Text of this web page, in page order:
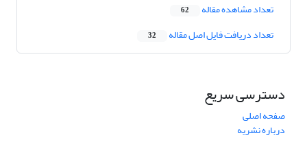
تعداد مشاهده مقاله 62
تعداد دریافت فایل اصل مقاله 32
دسترسی سریع
صفحه اصلی
درباره نشریه